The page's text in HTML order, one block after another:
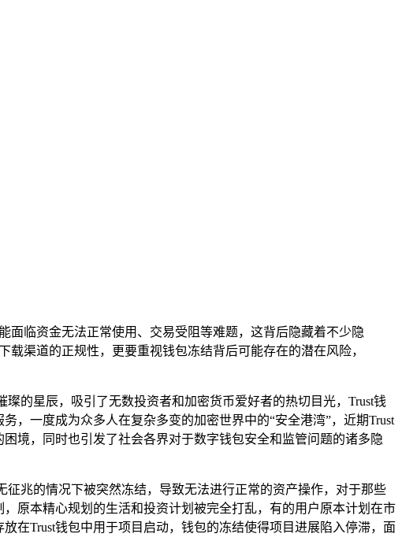
面临资金无法正常使用、交易受阻等难题，这背后隐藏着不少隐
渠道的正规性，更要重视钱包冻结背后可能存在的潜在风险，
的星辰，吸引了无数投资者和加密货币爱好者的热切目光，Trust钱
，一度成为众多人在复杂多变的加密世界中的“安全港湾”，近期Trust
境，同时也引发了社会各界对于数字钱包安全和监管问题的诸多隐
兆的情况下被突然冻结，导致无法进行正常的资产操作，对于那些
原本精心规划的生活和投资计划被完全打乱，有的用户原本计划在市
在Trust钱包中用于项目启动，钱包的冻结使得项目进展陷入停滞，面